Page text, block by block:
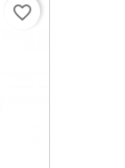
favorite_border